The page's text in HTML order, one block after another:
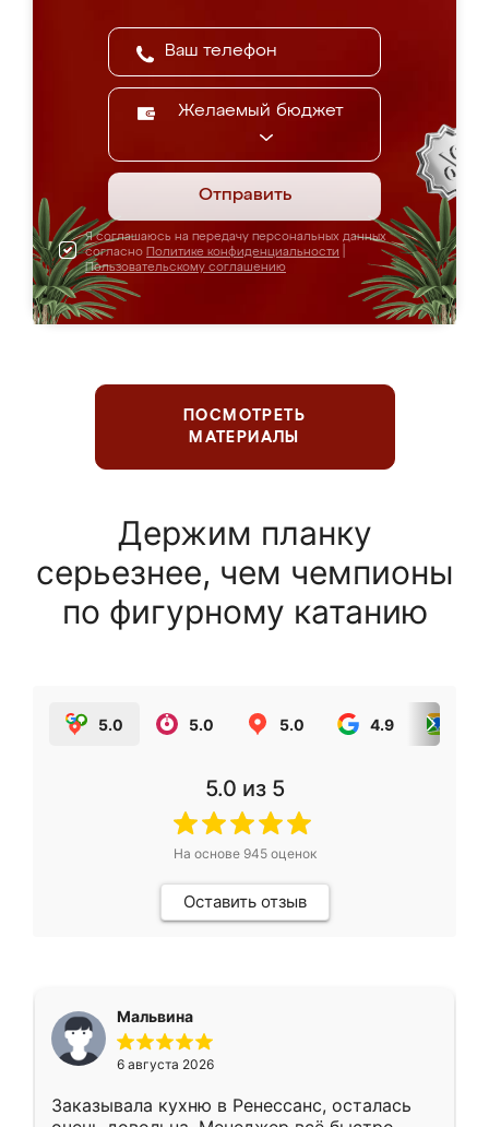
Желаемый бюджет
Отправить
Я соглашаюсь на передачу персональных данных
согласно Политике конфиденциальности
Пользовательскому соглашению
ПОСМОТРЕТЬ
МАТЕРИАЛЫ
Держим планку
серьезнее, чем чемпионы
по фигурному катанию
5.0 5.0 5.0 4.9
5.0 из 5
На основе 945оценок
Оставить отзыв
Мальвина
6 августа 2026
Заказывала кухню в Ренессанс, осталась